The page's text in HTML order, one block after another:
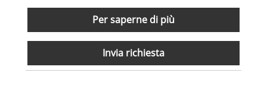
Per saperne di più
Invia richiesta